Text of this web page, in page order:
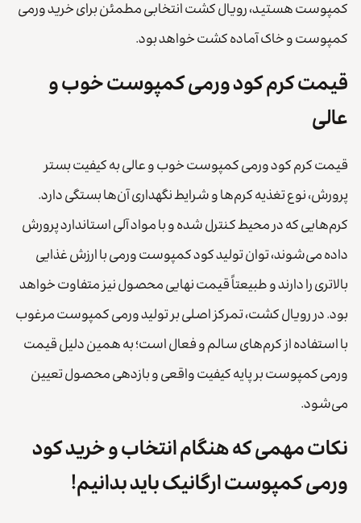
کمپوست هستید، رویال کشت انتخابی مطمئن برای خرید ورمی
کمپوست و خاک آماده کشت خواهد بود.
قیمت کرم کود ورمی کمپوست خوب و
عالی
قیمت کرم کود ورمی کمپوست خوب و عالی به کیفیت بستر
پرورش، نوع تغذیه کرم‌ها و شرایط نگهداری آن‌ها بستگی دارد.
کرم‌هایی که در محیط کنترل شده و با مواد آلی استاندارد پرورش
داده می‌شوند، توان تولید کود کمپوست ورمی با ارزش غذایی
بالاتری را دارند و طبیعتاً قیمت نهایی محصول نیز متفاوت خواهد
بود. در رویال کشت، تمرکز اصلی بر تولید ورمی کمپوست مرغوب
با استفاده از کرم‌های سالم و فعال است؛ به همین دلیل قیمت
ورمی کمپوست بر پایه کیفیت واقعی و بازدهی محصول تعیین
می‌شود.
نکات مهمی که هنگام انتخاب و خرید کود
ورمی کمپوست ارگانیک باید بدانیم!